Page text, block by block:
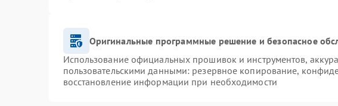
Оригинальные программные решение и безопасное
Использование официальных прошивок и инструментов,
пользовательскими данными: резервное копирование,
восстановление информации при необходимости